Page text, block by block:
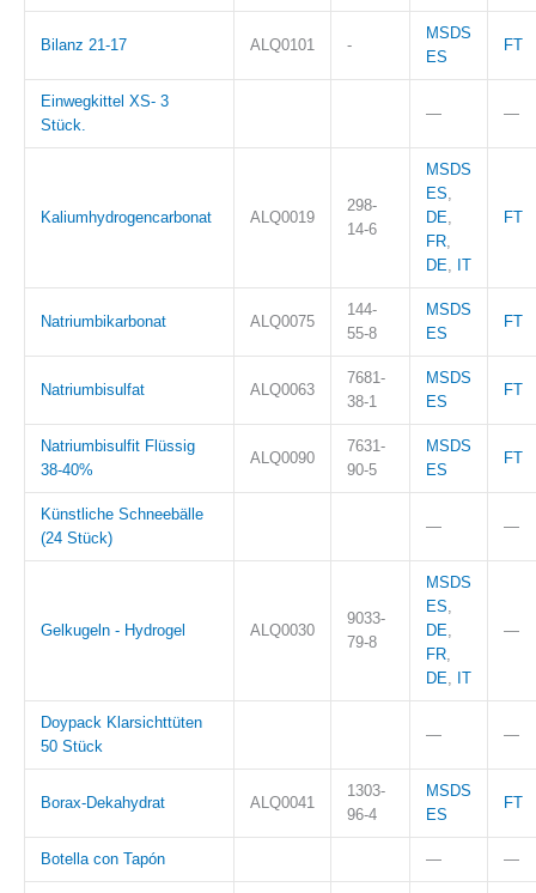
Bilanz 21-17 ALQ0101 -
MSDS
ES
FT
Einwegkittel XS- 3
Stück.
— —
Kaliumhydrogencarbonat ALQ0019
298-
14-6
MSDS
ES,
DE,
FR,
DE, IT
FT
Natriumbikarbonat ALQ0075
144-
55-8
MSDS
ES
FT
Natriumbisulfat ALQ0063
7681-
38-1
MSDS
ES
FT
Natriumbisulfit Flüssig
38-40%
ALQ0090
7631-
90-5
MSDS
ES
FT
Künstliche Schneebälle
(24 Stück)
— —
Gelkugeln - Hydrogel ALQ0030
9033-
79-8
MSDS
ES,
DE,
FR,
DE, IT
—
Doypack Klarsichttüten
50 Stück
— —
Borax-Dekahydrat ALQ0041
1303-
96-4
MSDS
ES
FT
Botella con Tapón — —